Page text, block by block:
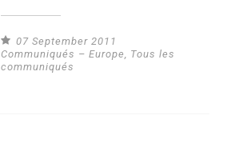
07 September 2011
Communiqués – Europe, Tous les
communiqués